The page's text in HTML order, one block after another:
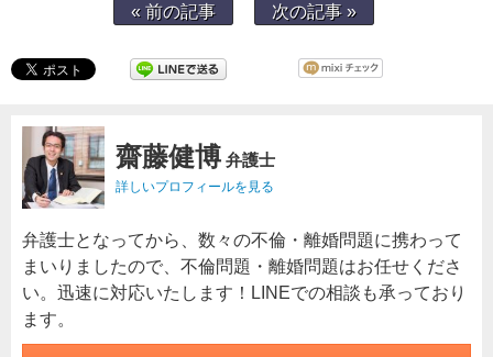
« 前の記事 次の記事 »
齋藤健博 弁護士
詳しいプロフィールを見る
弁護士となってから、数々の不倫・離婚問題に携わって
まいりましたので、不倫問題・離婚問題はお任せくださ
い。迅速に対応いたします！LINEでの相談も承っており
ます。